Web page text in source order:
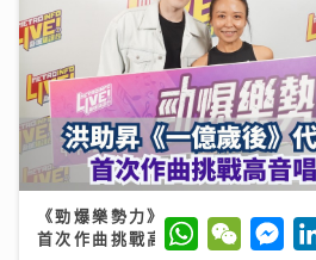
《勁爆樂勢力》｜洪助昇《一億
首次作曲挑戰高音唱到頭暈缺氧
W
h
W
e
M
e